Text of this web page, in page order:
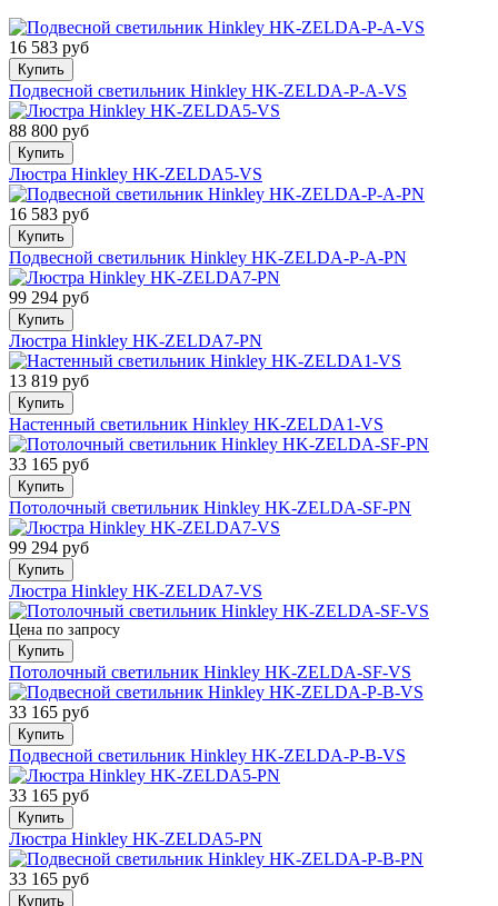
16 583 руб
Купить
Подвесной светильник Hinkley HK-ZELDA-P-A-VS
88 800 руб
Купить
Люстра Hinkley HK-ZELDA5-VS
16 583 руб
Купить
Подвесной светильник Hinkley HK-ZELDA-P-A-PN
99 294 руб
Купить
Люстра Hinkley HK-ZELDA7-PN
13 819 руб
Купить
Настенный светильник Hinkley HK-ZELDA1-VS
33 165 руб
Купить
Потолочный светильник Hinkley HK-ZELDA-SF-PN
99 294 руб
Купить
Люстра Hinkley HK-ZELDA7-VS
Цена по запросу
Купить
Потолочный светильник Hinkley HK-ZELDA-SF-VS
33 165 руб
Купить
Подвесной светильник Hinkley HK-ZELDA-P-B-VS
33 165 руб
Купить
Люстра Hinkley HK-ZELDA5-PN
33 165 руб
Купить